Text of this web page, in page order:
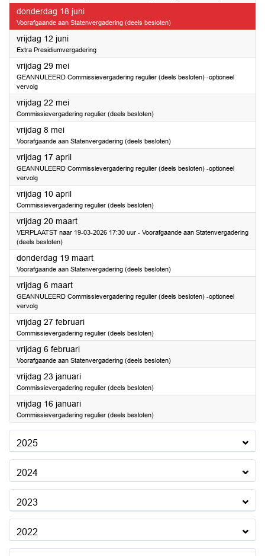
donderdag 18 juni2026
Voorafgaande aan Statenvergadering (deels besloten)
vrijdag 12 juni2026
Extra Presidiumvergadering
vrijdag 29 mei2026
GEANNULEERD Commissievergadering regulier (deels besloten) -optioneel
vervolg
vrijdag 22 mei2026
Commissievergadering regulier (deels besloten)
vrijdag 8 mei2026
Voorafgaande aan Statenvergadering (deels besloten)
vrijdag 17 april2026
GEANNULEERD Commissievergadering regulier (deels besloten) -optioneel
vervolg
vrijdag 10 april2026
Commissievergadering regulier (deels besloten)
vrijdag 20 maart2026
VERPLAATST naar 19-03-2026 17:30 uur - Voorafgaande aan Statenvergadering
(deels besloten)
donderdag 19 maart2026
Voorafgaande aan Statenvergadering (deels besloten)
vrijdag 6 maart2026
GEANNULEERD Commissievergadering regulier (deels besloten) -optioneel
vervolg
vrijdag 27 februari2026
Commissievergadering regulier (deels besloten)
vrijdag 6 februari2026
Voorafgaande aan Statenvergadering (deels besloten)
vrijdag 23 januari2026
Commissievergadering regulier (deels besloten)
vrijdag 16 januari2026
Commissievergadering regulier (deels besloten)
2025
2024
2023
2022